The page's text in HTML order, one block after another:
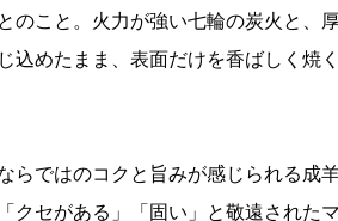
のこと。火力が強い七輪の炭火と
込めたまま、表面だけを香ばしく焼
らではのコクと旨みが感じられる成
クセがある」「固い」と敬遠された